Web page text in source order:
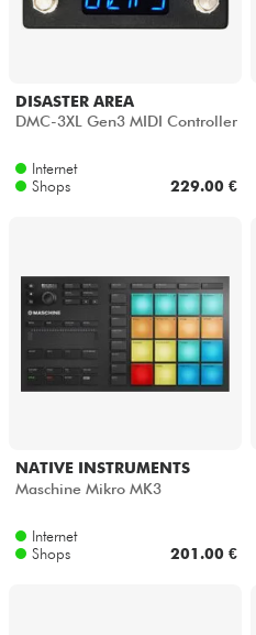
DISASTER AREA
DMC-3XL Gen3 MIDI Controller
Internet
Shops
229.00 €
NATIVE INSTRUMENTS
Maschine Mikro MK3
Internet
Shops
201.00 €